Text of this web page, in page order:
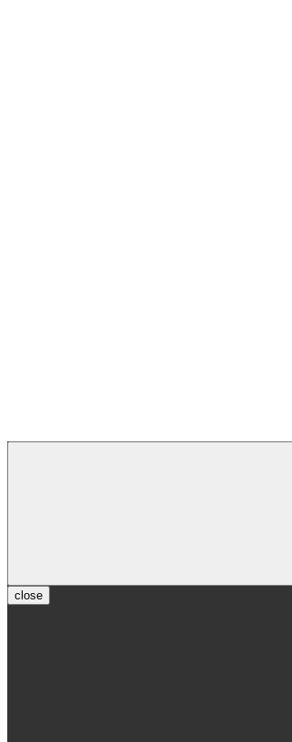
close